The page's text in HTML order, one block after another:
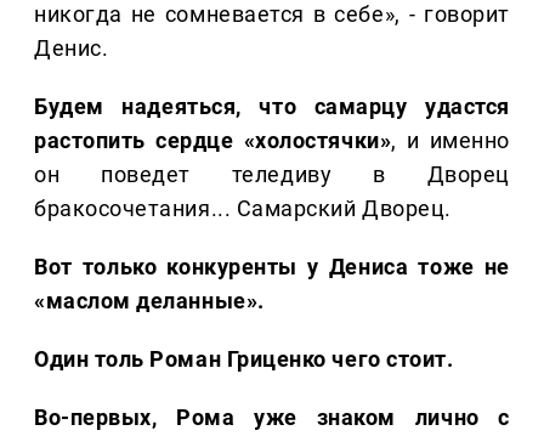
никогда не сомневается в себе», - говорит
Денис.
Будем надеяться, что самарцу удастся
растопить сердце «холостячки», и именно
он поведет теледиву в Дворец
бракосочетания... Самарский Дворец.
Вот только конкуренты у Дениса тоже не
«маслом деланные».
Один толь Роман Гриценко чего стоит.
Во-первых, Рома уже знаком лично с